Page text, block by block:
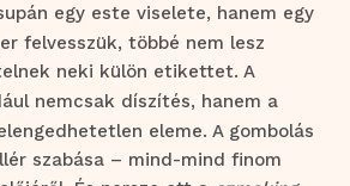
egy este viselete, hanem egy
felvesszük, többé nem lesz
neki külön etikettet. A
nemcsak díszítés, hanem a
eleme. A gombolás
szabása – mind-mind finom